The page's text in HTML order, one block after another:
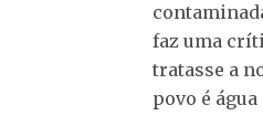
faz uma
tratasse a
povo é água